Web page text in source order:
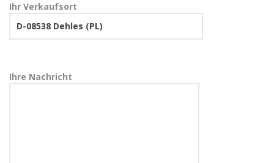
Ihr Verkaufsort
Ihre Nachricht